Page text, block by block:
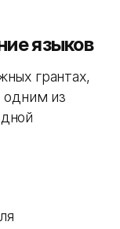
языков
грантах,
одним из